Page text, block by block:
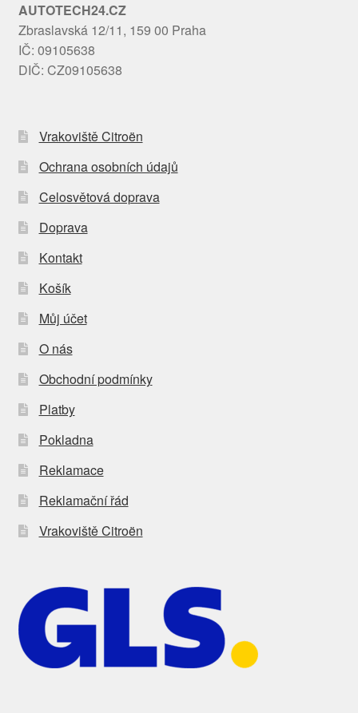
AUTOTECH24.CZ
Zbraslavská 12/11, 159 00 Praha
IČ: 09105638
DIČ: CZ09105638
Vrakoviště Citroën
Ochrana osobních údajů
Celosvětová doprava
Doprava
Kontakt
Košík
Můj účet
O nás
Obchodní podmínky
Platby
Pokladna
Reklamace
Reklamační řád
Vrakoviště Citroën